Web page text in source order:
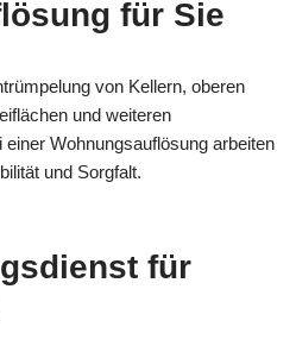
für Sie
von Kellern, oberen
und weiteren
Wohnungsauflösung arbeiten
und Sorgfalt.
für